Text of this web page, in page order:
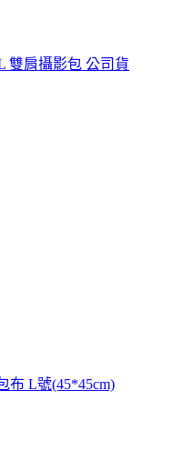
雙肩攝影包 公司貨
布 L號(45*45cm)